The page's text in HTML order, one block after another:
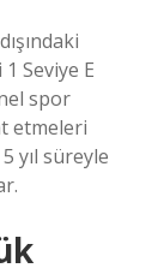
Seviye E
spor
etmeleri
yıl süreyle